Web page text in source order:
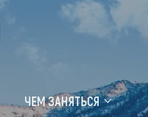
ЧЕМ ЗАНЯТЬСЯ